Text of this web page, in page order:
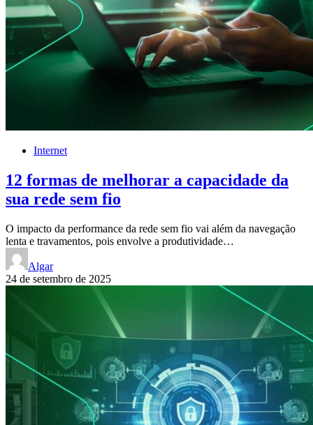
Internet
12 formas de melhorar a capacidade da
sua rede sem fio
O impacto da performance da rede sem fio vai além da navegação
lenta e travamentos, pois envolve a produtividade…
Algar
24 de setembro de 2025